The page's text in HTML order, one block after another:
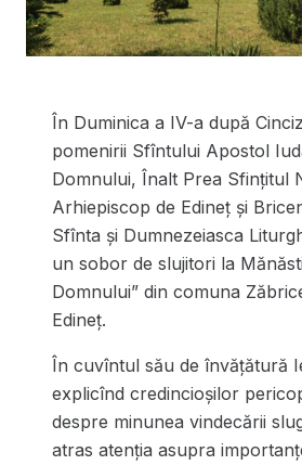
În Duminica a IV-a după
pomenirii Sfîntului Apostol
Domnului, Înalt Prea Sfințitul
Arhiepiscop de Edineț și
Sfînta și Dumnezeiasca
un sobor de slujitori la
Domnului” din comuna
Edineţ.
În cuvîntul său de învățătură
explicînd credincioșilor
despre minunea vindecării
atras atenția asupra